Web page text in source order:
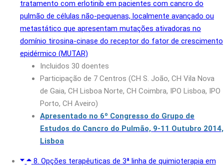
tratamento com erlotinib em pacientes com cancro do
pulmão de células não-pequenas, localmente avançado ou
metastático que apresentam mutações ativadoras no
domínio tirosina-cinase do receptor do fator de crescimento
epidérmico (MUTAR)
Incluidos 30 doentes
Participação de 7 Centros (CH S. João, CH Vila Nova
de Gaia, CH Lisboa Norte, CH Coimbra, IPO Lisboa, IPO
Porto, CH Aveiro)
Apresentado no 6º Congresso do Grupo de
Estudos do Cancro do Pulmão, 9-11 Outubro 2014,
Lisboa
8. Opções terapêuticas de 3ª linha de quimioterapia em